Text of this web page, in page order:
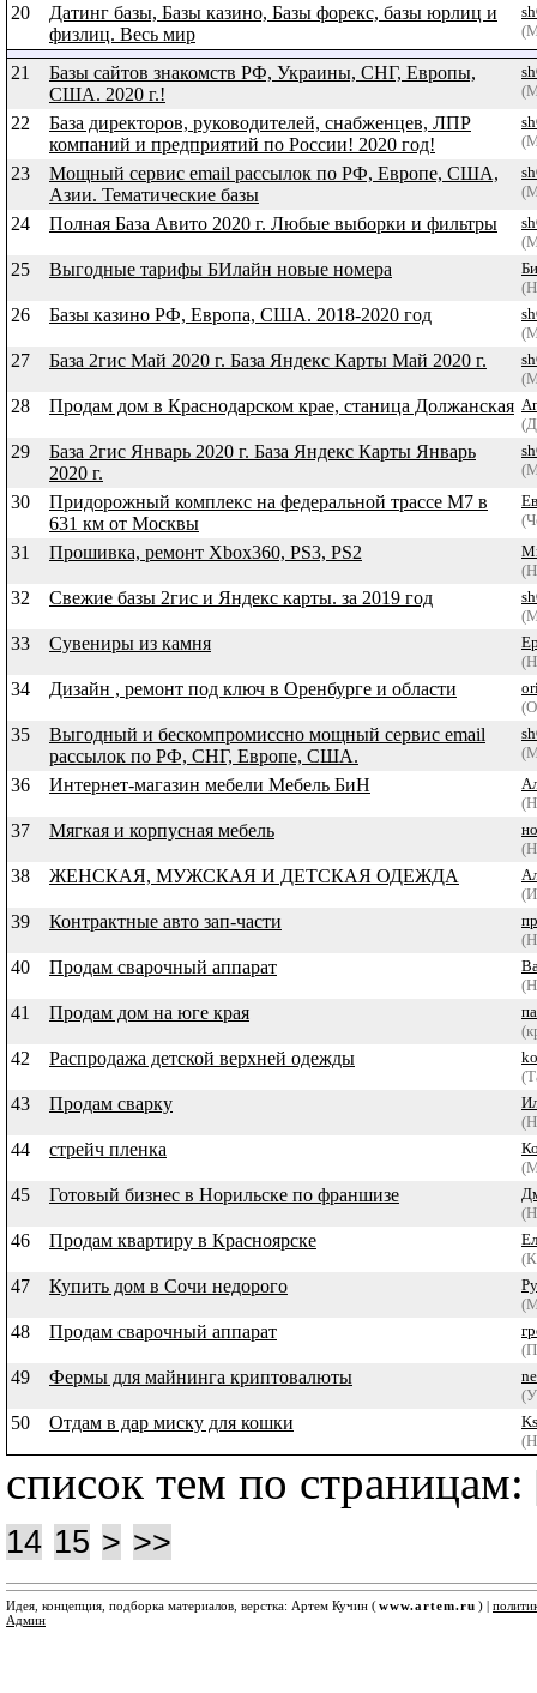
20
Датинг базы, Базы казино, Базы форекс, базы юрлиц и
физлиц. Весь мир
21
Базы сайтов знакомств РФ, Украины, СНГ, Европы,
США. 2020 г.!
22
База директоров, руководителей, снабженцев, ЛПР
компаний и предприятий по России! 2020 год!
23
Мощный сервис email рассылок по РФ, Европе, США,
Азии. Тематические базы
24 Полная База Авито 2020 г. Любые выборки и фильтры
25 Выгодные тарифы БИлайн новые номера
26 Базы казино РФ, Европа, США. 2018-2020 год
27 База 2гис Май 2020 г. База Яндекс Карты Май 2020 г.
28 Продам дом в Краснодарском крае, станица Должанская
29
База 2гис Январь 2020 г. База Яндекс Карты Январь
2020 г.
30
Придорожный комплекс на федеральной трассе М7 в
631 км от Москвы
31 Прошивка, ремонт Xbox360, PS3, PS2
32 Свежие базы 2гис и Яндекс карты. за 2019 год
33 Сувениры из камня
34 Дизайн , ремонт под ключ в Оренбурге и области
35
Выгодный и бескомпромиссно мощный сервис email
рассылок по РФ, СНГ, Европе, США.
36 Интернет-магазин мебели Мебель БиН
37 Мягкая и корпусная мебель
38 ЖЕНСКАЯ, МУЖСКАЯ И ДЕТСКАЯ ОДЕЖДА
39 Контрактные авто зап-части
40 Продам сварочный аппарат
41 Продам дом на юге края
42 Распродажа детской верхней одежды
43 Продам сварку
44 стрейч пленка
45 Готовый бизнес в Норильске по франшизе
46 Продам квартиру в Красноярске
47 Купить дом в Сочи недорого
48 Продам сварочный аппарат
49 Фермы для майнинга криптовалюты
50 Отдам в дар миску для кошки
список тем по страницам:
14 15 > >>
Идея, концепция, подборка материалов, верстка: Артем Кучин (www.artem.ru ) |
Админ